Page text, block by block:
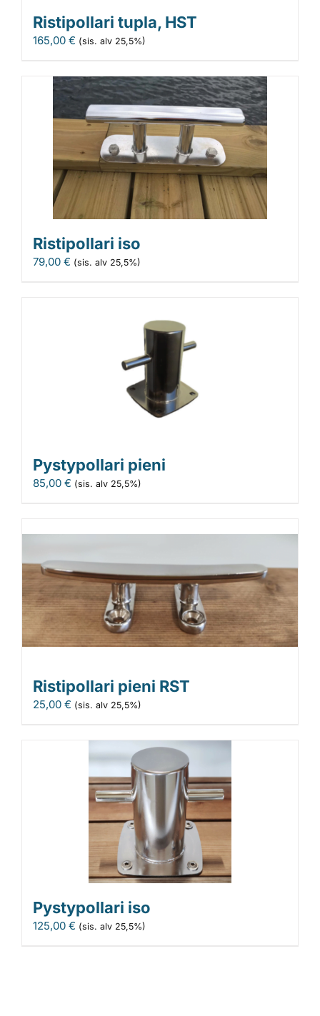
Ristipollari tupla, HST
165,00 € (sis. alv 25,5%)
Ristipollari iso
79,00 € (sis. alv 25,5%)
Pystypollari pieni
85,00 € (sis. alv 25,5%)
Ristipollari pieni RST
25,00 € (sis. alv 25,5%)
Pystypollari iso
125,00 € (sis. alv 25,5%)